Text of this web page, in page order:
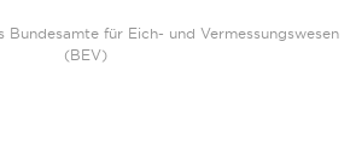
Bundesamte für Eich- und Vermessungswesen
(BEV)